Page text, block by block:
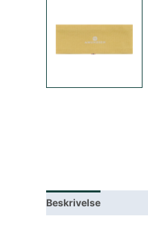
Beskrivelse